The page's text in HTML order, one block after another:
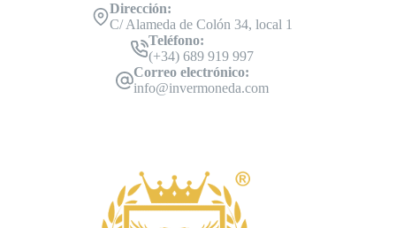
Dirección:
C/ Alameda de Colón 34, local 1
Teléfono:
(+34) 689 919 997
Correo electrónico:
info@invermoneda.com